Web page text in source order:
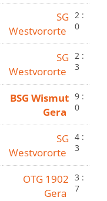
SG
Westvororte
2 :
0
SG
Westvororte
2 :
3
BSG Wismut
Gera
9 :
0
SG
Westvororte
4 :
3
OTG 1902
Gera
3 :
7